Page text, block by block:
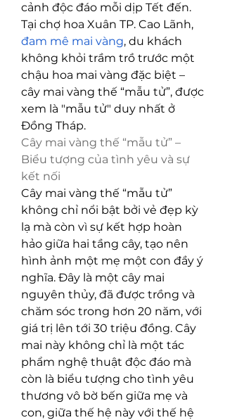
cảnh độc đáo mỗi dịp Tết đến.
đam mê mai vàng, du khách
không khỏi trầm trồ trước một
chậu hoa mai vàng đặc biệt –
cây mai vàng thế “mẫu tử”, được
xem là "mẫu tử" duy nhất ở
Đồng Tháp.
Cây mai vàng thế “mẫu tử” –
Biểu tượng của tình yêu và sự
kết nối
Cây mai vàng thế “mẫu tử”
không chỉ nổi bật bởi vẻ đẹp kỳ
lạ mà còn vì sự kết hợp hoàn
hảo giữa hai tầng cây, tạo nên
hình ảnh một mẹ một con đầy ý
nghĩa. Đây là một cây mai
nguyên thủy, đã được trồng và
chăm sóc trong hơn 20 năm, với
giá trị lên tới 30 triệu đồng. Cây
mai này không chỉ là một tác
phẩm nghệ thuật độc đáo mà
còn là biểu tượng cho tình yêu
thương vô bờ bến giữa mẹ và
con, giữa thế hệ này với thế hệ